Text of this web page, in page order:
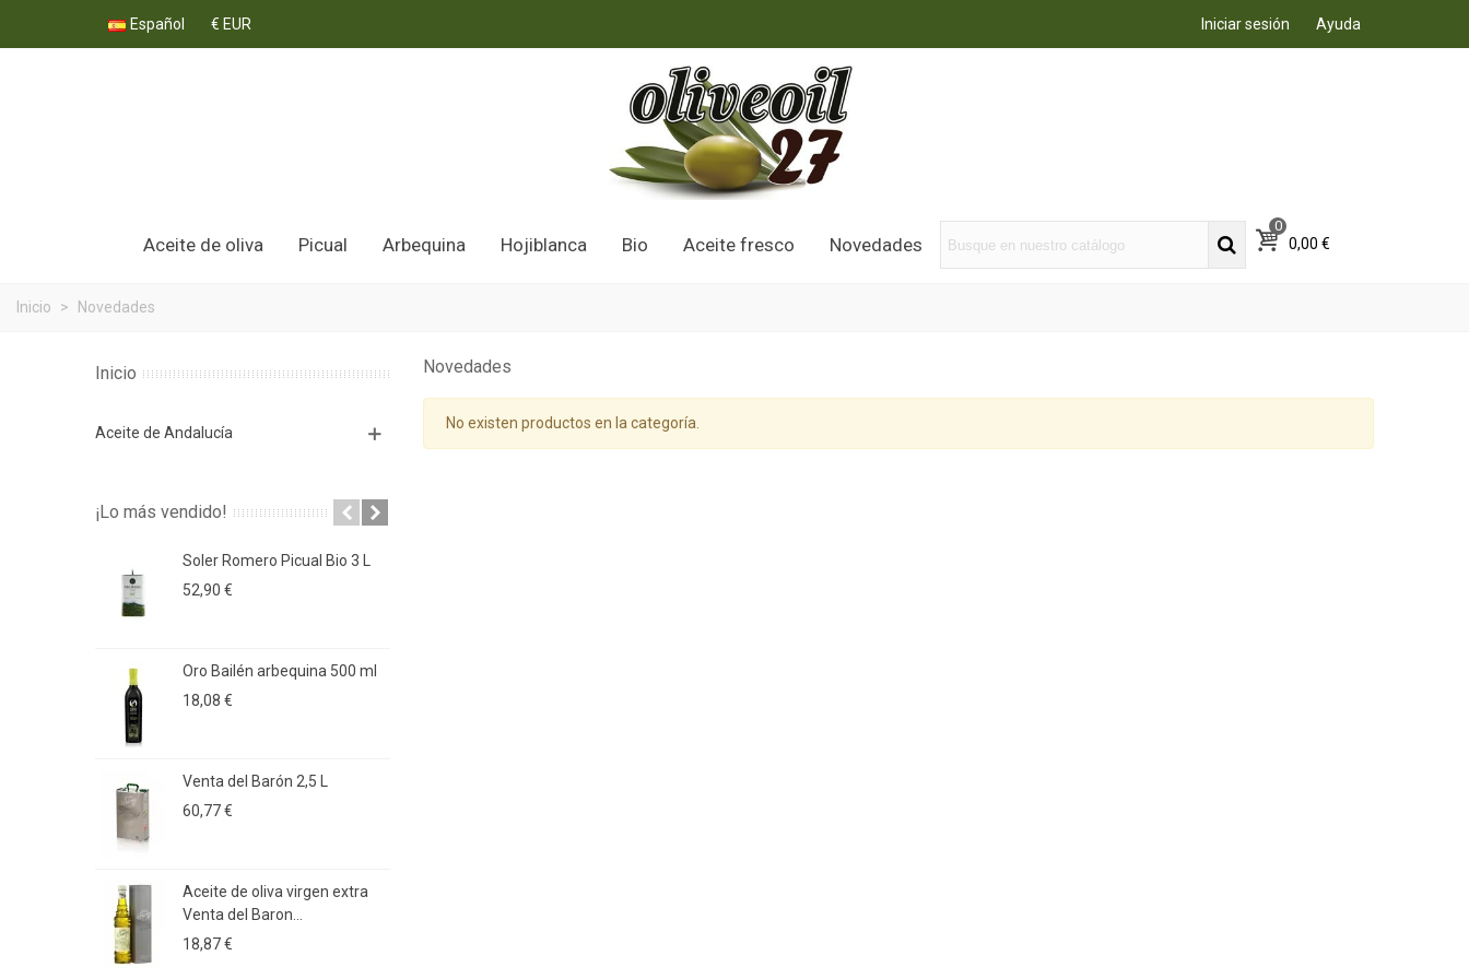
Español € EUR Iniciar sesión Ayuda
Aceite de oliva Picual Arbequina Hojiblanca Bio Aceite fresco Novedades
0
0,00 €
Inicio > Novedades
Inicio
Aceite de Andalucía
¡Lo más vendido!
Soler Romero Picual Bio 3 L
52,90 €
Oro Bailén arbequina 500 ml
18,08 €
Venta del Barón 2,5 L
60,77 €
Aceite de oliva virgen extra
Venta del Baron...
18,87 €
Novedades
No existen productos en la categoría.